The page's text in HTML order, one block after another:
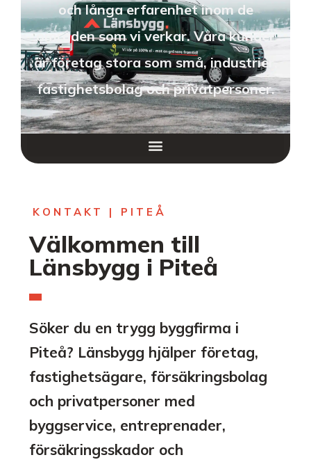
och långa erfarenhet inom de
områden som vi verkar. Våra kunder
är företag stora som små, industrier,
fastighetsbolag och privatpersoner.
KONTAKT | PITEÅ
Välkommen till
Länsbygg i Piteå
Söker du en trygg byggfirma i
Piteå? Länsbygg hjälper företag,
fastighetsägare, försäkringsbolag
och privatpersoner med
byggservice, entreprenader,
försäkringsskador och